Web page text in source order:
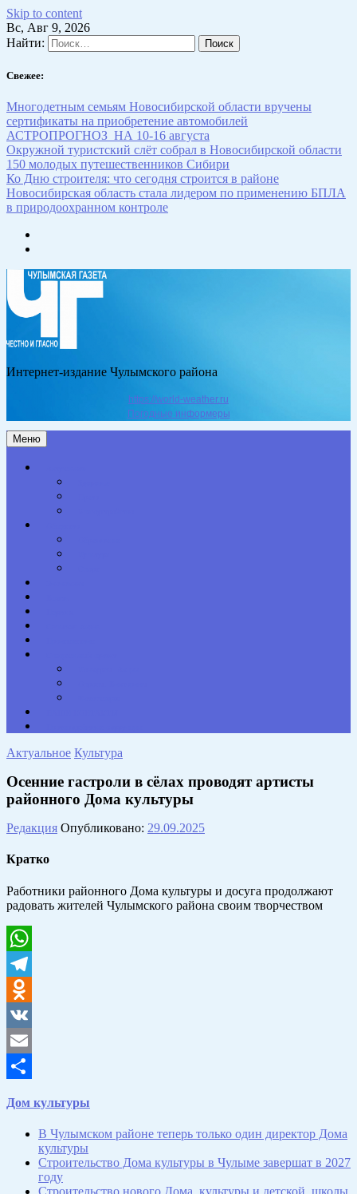
Skip to content
Вс, Авг 9, 2026
Найти:
Свежее:
Многодетным семьям Новосибирской области вручены
сертификаты на приобретение автомобилей
АСТРОПРОГНОЗ НА 10-16 августа
Окружной туристский слёт собрал в Новосибирской области
150 молодых путешественников Сибири
Ко Дню строителя: что сегодня строится в районе
Новосибирская область стала лидером по применению БПЛА
в природоохранном контроле
Интернет-издание Чулымского района
https://world-weather.ru
Погодные информеры
Меню
Актуальное Культура
Осенние гастроли в сёлах проводят артисты
районного Дома культуры
Редакция Опубликовано: 29.09.2025
Кратко
Работники районного Дома культуры и досуга продолжают
радовать жителей Чулымского района своим творчеством
WhatsApp
Telegram
Odnoklassniki
VK
Email
Дом культуры
В Чулымском районе теперь только один директор Дома
культуры
Строительство Дома культуры в Чулыме завершат в 2027
году